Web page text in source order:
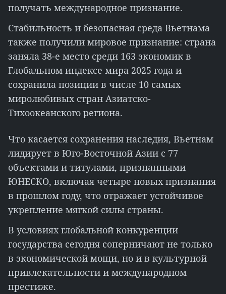
получать международное признание.
Стабильность и безопасная среда Вьетнама
также получили мировое признание: страна
заняла 38-е место среди 163 экономик в
Глобальном индексе мира 2025 года и
сохранила позиции в числе 10 самых
миролюбивых стран Азиатско-
Тихоокеанского региона.
Что касается сохранения наследия, Вьетнам
лидирует в Юго-Восточной Азии с 77
объектами и титулами, признанными
ЮНЕСКО, включая четыре новых признания
в прошлом году, что отражает устойчивое
укрепление мягкой силы страны.
В условиях глобальной конкуренции
государства сегодня соперничают не только
в экономической мощи, но и в культурной
привлекательности и международном
престиже.